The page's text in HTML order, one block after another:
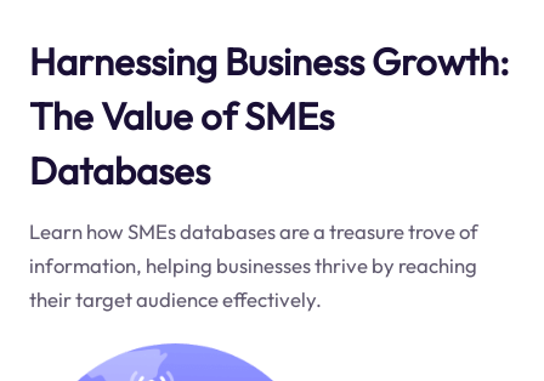
Harnessing Business Growth:
The Value of SMEs
Databases
Learn how SMEs databases are a treasure trove of
information, helping businesses thrive by reaching
their target audience effectively.